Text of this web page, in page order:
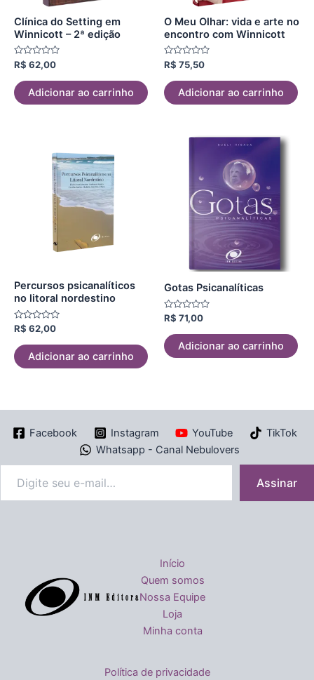
Clínica do Setting em
Winnicott – 2ª edição
Avaliação
de
5
R$ 62,00
Adicionar ao carrinho
O Meu Olhar: vida e arte no
encontro com Winnicott
Avaliação
de
5
R$ 75,50
Adicionar ao carrinho
Percursos psicanalíticos
no litoral nordestino
Avaliação
de
5
R$ 62,00
Adicionar ao carrinho
Gotas Psicanalíticas
Avaliação
de
5
R$ 71,00
Adicionar ao carrinho
Facebook Instagram YouTube
TikTok
Whatsapp - Canal Nebulovers
Assinar
Início
Quem somos
Nossa Equipe
Loja
Minha conta
Política de privacidade